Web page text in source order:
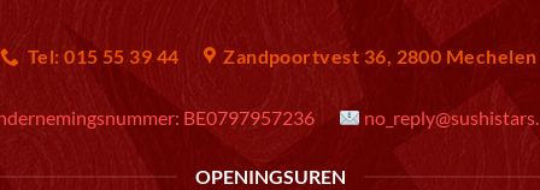
Tel: 015 55 39 44 Zandpoortvest 36, 2800 Mechelen
BE0797957236
OPENINGSUREN